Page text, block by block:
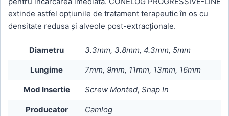
extinde astfel opțiunile de tratament terapeutic în os cu
densitate redusa și alveole post-extracționale.
Diametru 3.3mm, 3.8mm, 4.3mm, 5mm
Lungime 7mm, 9mm, 11mm, 13mm, 16mm
Mod Insertie Screw Monted, Snap In
Producator Camlog